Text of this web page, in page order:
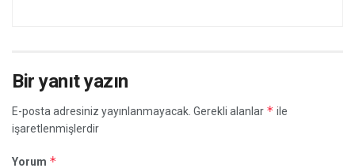
Bir yanıt yazın
E-posta adresiniz yayınlanmayacak. Gerekli alanlar * ile
işaretlenmişlerdir
Yorum *